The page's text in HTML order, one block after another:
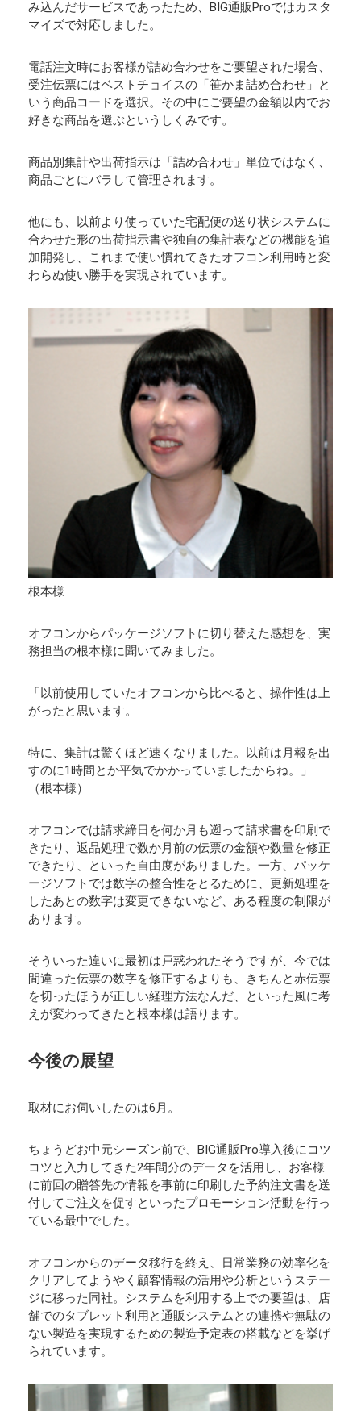
み込んだサービスであったため、BIG通販Proではカスタ
マイズで対応しました。
電話注文時にお客様が詰め合わせをご要望された場合、
受注伝票にはベストチョイスの「笹かま詰め合わせ」と
いう商品コードを選択。その中にご要望の金額以内でお
好きな商品を選ぶというしくみです。
商品別集計や出荷指示は「詰め合わせ」単位ではなく、
商品ごとにバラして管理されます。
他にも、以前より使っていた宅配便の送り状システムに
合わせた形の出荷指示書や独自の集計表などの機能を追
加開発し、これまで使い慣れてきたオフコン利用時と変
わらぬ使い勝手を実現されています。
根本様
オフコンからパッケージソフトに切り替えた感想を、実
務担当の根本様に聞いてみました。
「以前使用していたオフコンから比べると、操作性は上
がったと思います。
特に、集計は驚くほど速くなりました。以前は月報を出
すのに1時間とか平気でかかっていましたからね。」
（根本様）
オフコンでは請求締日を何か月も遡って請求書を印刷で
きたり、返品処理で数か月前の伝票の金額や数量を修正
できたり、といった自由度がありました。一方、パッケ
ージソフトでは数字の整合性をとるために、更新処理を
したあとの数字は変更できないなど、ある程度の制限が
あります。
そういった違いに最初は戸惑われたそうですが、今では
間違った伝票の数字を修正するよりも、きちんと赤伝票
を切ったほうが正しい経理方法なんだ、といった風に考
えが変わってきたと根本様は語ります。
今後の展望
取材にお伺いしたのは6月。
ちょうどお中元シーズン前で、BIG通販Pro導入後にコツ
コツと入力してきた2年間分のデータを活用し、お客様
に前回の贈答先の情報を事前に印刷した予約注文書を送
付してご注文を促すといったプロモーション活動を行っ
ている最中でした。
オフコンからのデータ移行を終え、日常業務の効率化を
クリアしてようやく顧客情報の活用や分析というステー
ジに移った同社。システムを利用する上での要望は、店
舗でのタブレット利用と通販システムとの連携や無駄の
ない製造を実現するための製造予定表の搭載などを挙げ
られています。